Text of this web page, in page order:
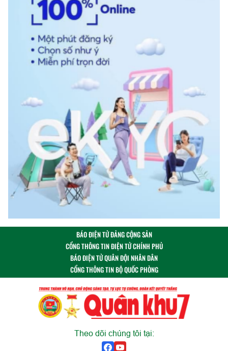
BÁO ĐIỆN TỬ ĐẢNG CỘNG SẢN
CỔNG THÔNG TIN ĐIỆN TỬ CHÍNH PHỦ
BÁO ĐIỆN TỬ QUÂN ĐỘI NHÂN DÂN
CỔNG THÔNG TIN BỘ QUỐC PHÒNG
Theo dõi chúng tôi tại: